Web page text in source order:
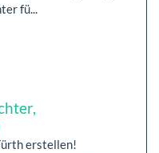
fü...
erstellen!